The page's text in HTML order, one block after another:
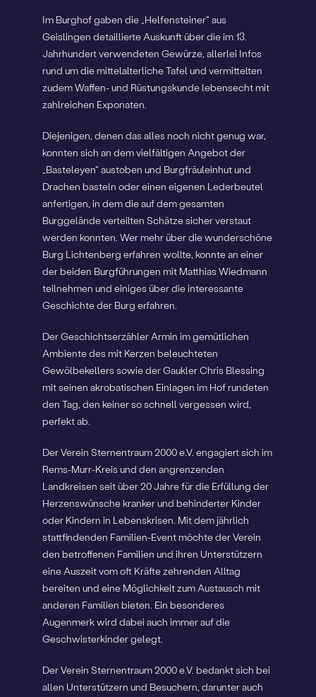
Im Burghof gaben die „Helfensteiner“ aus
Geislingen detaillierte Auskunft über die im 13.
Jahrhundert verwendeten Gewürze, allerlei Infos
rund um die mittelalterliche Tafel und vermittelten
zudem Waffen- und Rüstungskunde lebensecht mit
zahlreichen Exponaten.
Diejenigen, denen das alles noch nicht genug war,
konnten sich an dem vielfältigen Angebot der
„Basteleyen“ austoben und Burgfräuleinhut und
Drachen basteln oder einen eigenen Lederbeutel
anfertigen, in dem die auf dem gesamten
Burggelände verteilten Schätze sicher verstaut
werden konnten. Wer mehr über die wunderschöne
Burg Lichtenberg erfahren wollte, konnte an einer
der beiden Burgführungen mit Matthias Wiedmann
teilnehmen und einiges über die interessante
Geschichte der Burg erfahren.
Der Geschichtserzähler Armin im gemütlichen
Ambiente des mit Kerzen beleuchteten
Gewölbekellers sowie der Gaukler Chris Blessing
mit seinen akrobatischen Einlagen im Hof rundeten
den Tag, den keiner so schnell vergessen wird,
perfekt ab.
Der Verein Sternentraum 2000 e.V. engagiert sich im
Rems-Murr-Kreis und den angrenzenden
Landkreisen seit über 20 Jahre für die Erfüllung der
Herzenswünsche kranker und behinderter Kinder
oder Kindern in Lebenskrisen. Mit dem jährlich
stattfindenden Familien-Event möchte der Verein
den betroffenen Familien und ihren Unterstützern
eine Auszeit vom oft Kräfte zehrenden Alltag
bereiten und eine Möglichkeit zum Austausch mit
anderen Familien bieten. Ein besonderes
Augenmerk wird dabei auch immer auf die
Geschwisterkinder gelegt.
Der Verein Sternentraum 2000 e.V. bedankt sich bei
allen Unterstützern und Besuchern, darunter auch